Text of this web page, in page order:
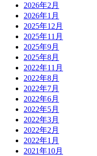
2026年2月
2026年1月
2025年12月
2025年11月
2025年9月
2025年8月
2022年11月
2022年8月
2022年7月
2022年6月
2022年5月
2022年3月
2022年2月
2022年1月
2021年10月